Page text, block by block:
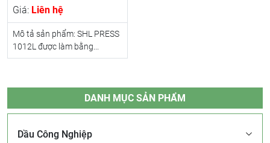
Giá: Liên hệ
Mô tả sản phẩm: SHL PRESS
1012L được làm bằng...
DANH MỤC SẢN PHẨM
Dầu Công Nghiệp